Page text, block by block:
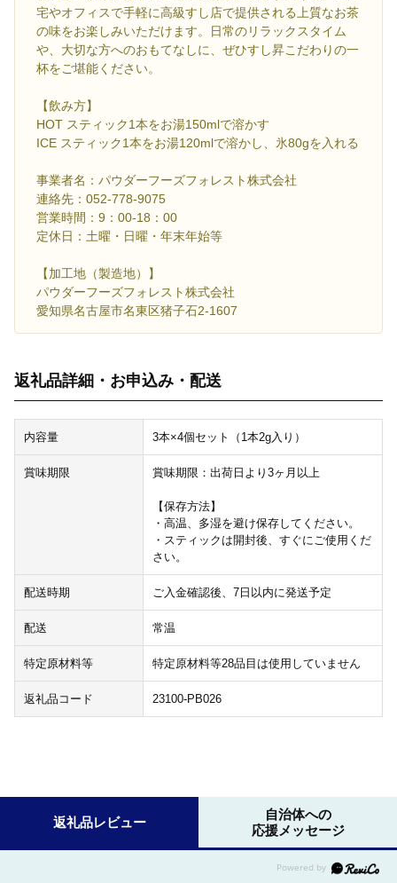
宅やオフィスで手軽に高級すし店で提供される上質なお茶
の味をお楽しみいただけます。日常のリラックスタイム
や、大切な方へのおもてなしに、ぜひすし昇こだわりの一
杯をご堪能ください。
【飲み方】
HOT スティック1本をお湯150mlで溶かす
ICE スティック1本をお湯120mlで溶かし、氷80gを入れる
事業者名：パウダーフーズフォレスト株式会社
連絡先：052-778-9075
営業時間：9：00-18：00
定休日：土曜・日曜・年末年始等
【加工地（製造地）】
パウダーフーズフォレスト株式会社
愛知県名古屋市名東区猪子石2-1607
返礼品詳細・お申込み・配送
内容量 3本×4個セット（1本2g入り）
賞味期限 賞味期限：出荷日より3ヶ月以上
【保存方法】
・高温、多湿を避け保存してください。
・スティックは開封後、すぐにご使用くだ
さい。
配送時期 ご入金確認後、7日以内に発送予定
配送 常温
特定原材料等 特定原材料等28品目は使用していません
返礼品コード 23100-PB026
返礼品レビュー
自治体への
応援メッセージ